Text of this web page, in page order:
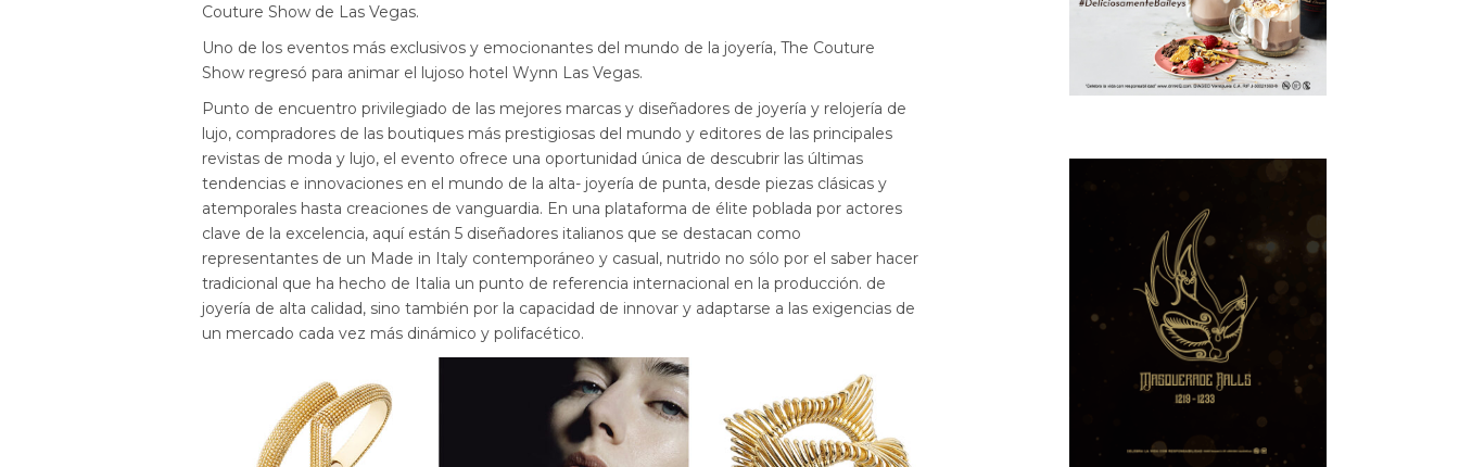
Couture Show de Las Vegas.
Uno de los eventos más exclusivos y emocionantes del mundo de la joyería, The Couture
Show regresó para animar el lujoso hotel Wynn Las Vegas.
Punto de encuentro privilegiado de las mejores marcas y diseñadores de joyería y relojería de
lujo, compradores de las boutiques más prestigiosas del mundo y editores de las principales
revistas de moda y lujo, el evento ofrece una oportunidad única de descubrir las últimas
tendencias e innovaciones en el mundo de la alta- joyería de punta, desde piezas clásicas y
atemporales hasta creaciones de vanguardia. En una plataforma de élite poblada por actores
clave de la excelencia, aquí están 5 diseñadores italianos que se destacan como
representantes de un Made in Italy contemporáneo y casual, nutrido no sólo por el saber hacer
tradicional que ha hecho de Italia un punto de referencia internacional en la producción. de
joyería de alta calidad, sino también por la capacidad de innovar y adaptarse a las exigencias de
un mercado cada vez más dinámico y polifacético.